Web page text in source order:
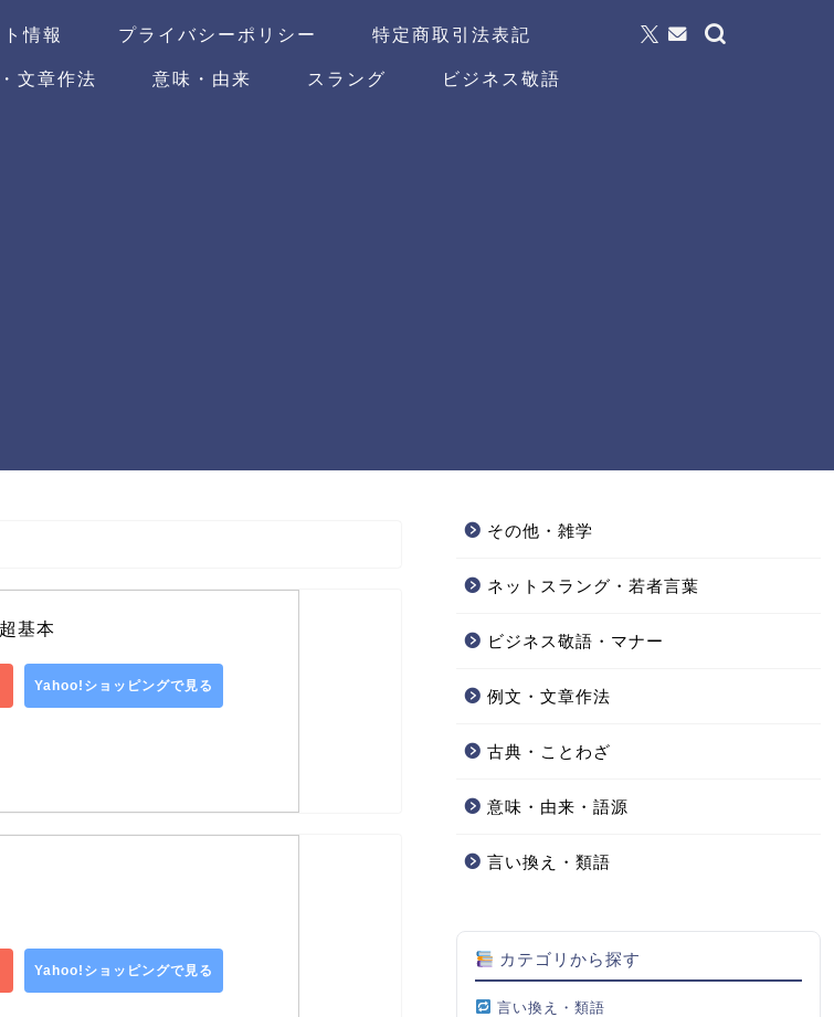
情報 プライバシーポリシー
特定商取引法表記
文章作法 意味・由来 スラング
ビジネス敬語
基本
Yahoo!ショッピングで見る
Yahoo!ショッピングで見る
その他・雑学
ネットスラング・若者言葉
ビジネス敬語・マナー
例文・文章作法
古典・ことわざ
意味・由来・語源
言い換え・類語
カテゴリから探す
言い換え・類語